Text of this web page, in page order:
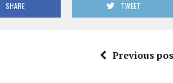
SHARE TWEET
Previous